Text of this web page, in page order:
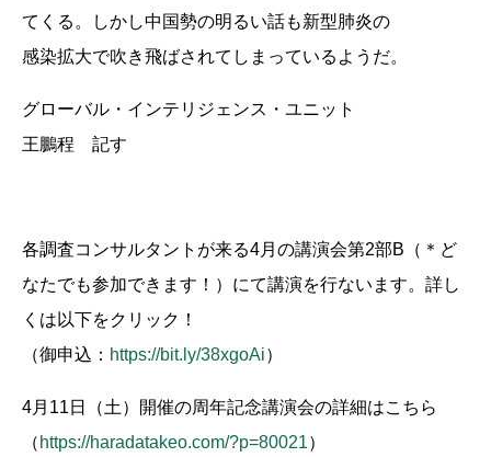
てくる。しかし中国勢の明るい話も新型肺炎の
感染拡大で吹き飛ばされてしまっているようだ。
グローバル・インテリジェンス・ユニット
王鵬程 記す
各調査コンサルタントが来る4月の講演会第2部B（＊ど
なたでも参加できます！）にて講演を行ないます。詳し
くは以下をクリック！
（御申込： https://bit.ly/38xgoAi）
4月11日（土）開催の周年記念講演会の詳細はこちら
（ https://haradatakeo.com/?p=80021）